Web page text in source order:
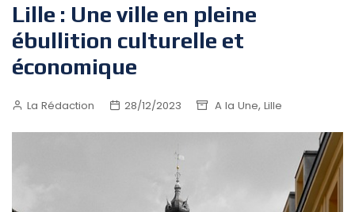
Lille : Une ville en pleine
ébullition culturelle et
économique
La Rédaction 28/12/2023 A la Une, Lille